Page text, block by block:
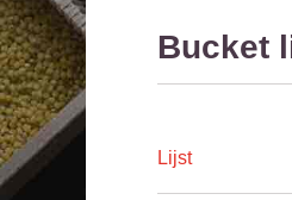
Bucket
Lijst